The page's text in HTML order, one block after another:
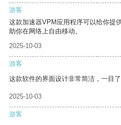
游客
这款加速器VPM应用程序可以给你提
助你在网络上自由移动。
2025-10-03
游客
这款软件的界面设计非常简洁，一目了
2025-10-03
游客